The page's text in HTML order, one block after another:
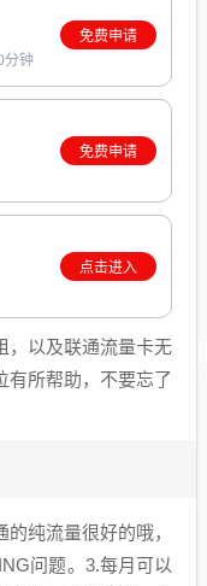
分钟
免费申请
免费申请
点击进入
，以及联通流量卡无
有所帮助，不要忘了
纯流量很好的哦，
问题。3.每月可以